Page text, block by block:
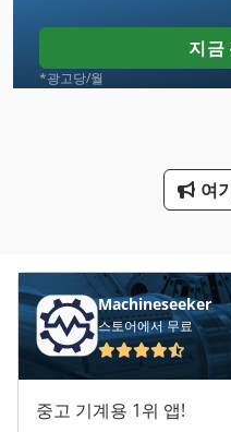
공 회전 장치
기타
봉 기계 밀링 및 연 삭 기
전기 트랙터
전원 공급 장치
제동 장치
지금
*광고당/월
여
Machineseeker
스토어에서 무료
중고 기계용 1위 앱!